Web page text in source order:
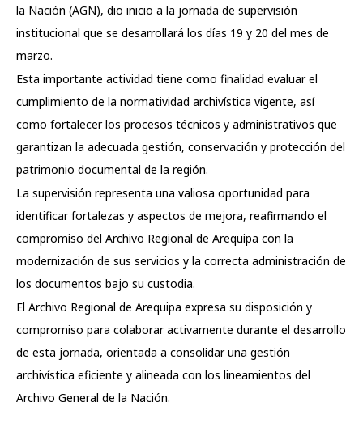
la Nación (AGN), dio inicio a la jornada de supervisión
institucional que se desarrollará los días 19 y 20 del mes de
marzo.
Esta importante actividad tiene como finalidad evaluar el
cumplimiento de la normatividad archivística vigente, así
como fortalecer los procesos técnicos y administrativos que
garantizan la adecuada gestión, conservación y protección del
patrimonio documental de la región.
La supervisión representa una valiosa oportunidad para
identificar fortalezas y aspectos de mejora, reafirmando el
compromiso del Archivo Regional de Arequipa con la
modernización de sus servicios y la correcta administración de
los documentos bajo su custodia.
El Archivo Regional de Arequipa expresa su disposición y
compromiso para colaborar activamente durante el desarrollo
de esta jornada, orientada a consolidar una gestión
archivística eficiente y alineada con los lineamientos del
Archivo General de la Nación.